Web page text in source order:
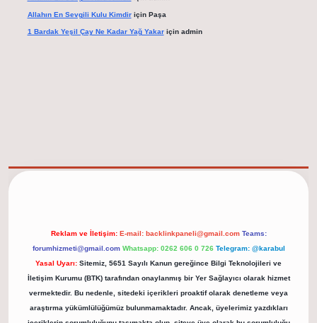
Allahın En Sevgili Kulu Kimdiriçin Paşa
1 Bardak Yeşil Çay Ne Kadar Yağ Yakariçin admin
Reklam ve İletişim: E-mail: backlinkpaneli@gmail.com Teams:
forumhizmeti@gmail.com Whatsapp: 0262 606 0 726 Telegram: @karabul
Yasal Uyarı: Sitemiz, 5651 Sayılı Kanun gereğince Bilgi Teknolojileri ve
İletişim Kurumu (BTK) tarafından onaylanmış bir Yer Sağlayıcı olarak hizmet
vermektedir. Bu nedenle, sitedeki içerikleri proaktif olarak denetleme veya
araştırma yükümlülüğümüz bulunmamaktadır. Ancak, üyelerimiz yazdıkları